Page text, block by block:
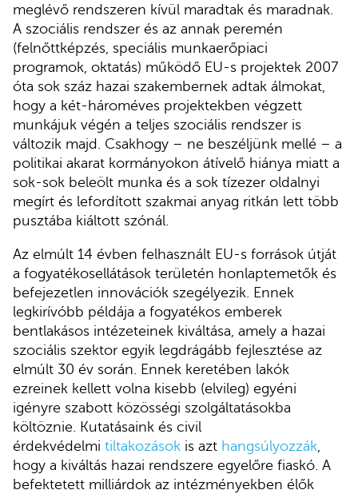
meglévő rendszeren kívül maradtak és maradnak.
A szociális rendszer és az annak peremén
(felnőttképzés, speciális munkaerőpiaci
programok, oktatás) működő EU-s projektek 2007
óta sok száz hazai szakembernek adtak álmokat,
hogy a két-hároméves projektekben végzett
munkájuk végén a teljes szociális rendszer is
változik majd. Csakhogy – ne beszéljünk mellé – a
politikai akarat kormányokon átívelő hiánya miatt a
sok-sok beleölt munka és a sok tízezer oldalnyi
megírt és lefordított szakmai anyag ritkán lett több
pusztába kiáltott szónál.
Az elmúlt 14 évben felhasznált EU-s források útját
a fogyatékosellátások területén honlaptemetők és
befejezetlen innovációk szegélyezik. Ennek
legkirívóbb példája a fogyatékos emberek
bentlakásos intézeteinek kiváltása, amely a hazai
szociális szektor egyik legdrágább fejlesztése az
elmúlt 30 év során. Ennek keretében lakók
ezreinek kellett volna kisebb (elvileg) egyéni
igényre szabott közösségi szolgáltatásokba
költöznie. Kutatásaink és civil
érdekvédelmi tiltakozások is azt hangsúlyozzák
hogy a kiváltás hazai rendszere egyelőre fiaskó. A
befektetett milliárdok az intézményekben élők